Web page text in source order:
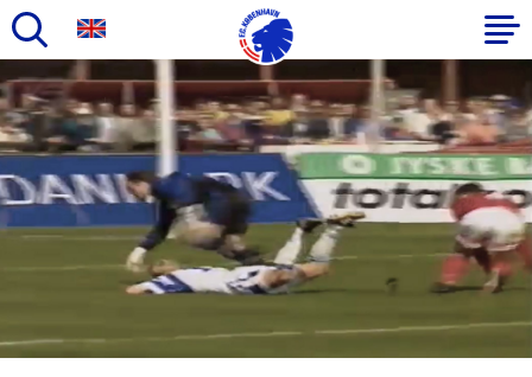
Gå
til
hovedindhold
Primær
navigation